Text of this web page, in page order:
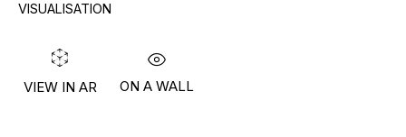
VISUALISATION
VIEW IN AR ON A WALL